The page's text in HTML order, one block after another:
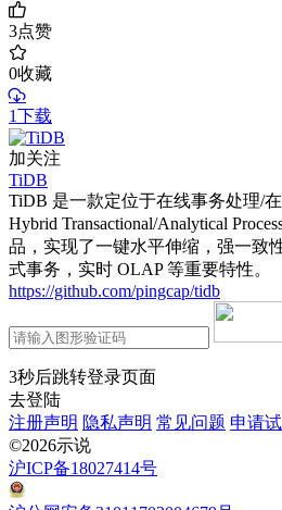
3点赞
0收藏
1下载
加关注
TiDB
TiDB 是一款定位于在线事务处理/
Hybrid Transactional/Analytical
品，实现了一键水平伸缩，强一致
式事务，实时 OLAP 等重要特性。
https://github.com/pingcap/tidb
3秒后跳转登录页面
去登陆
注册声明 隐私声明 常见问题 申请
©2026示说
沪ICP备18027414号